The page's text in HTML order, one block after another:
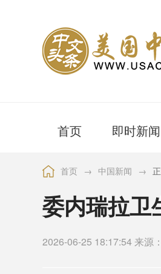
首页 即时新闻
首页 → 中国新闻 →
委内瑞拉卫
2026-06-25 18:17:54 来源